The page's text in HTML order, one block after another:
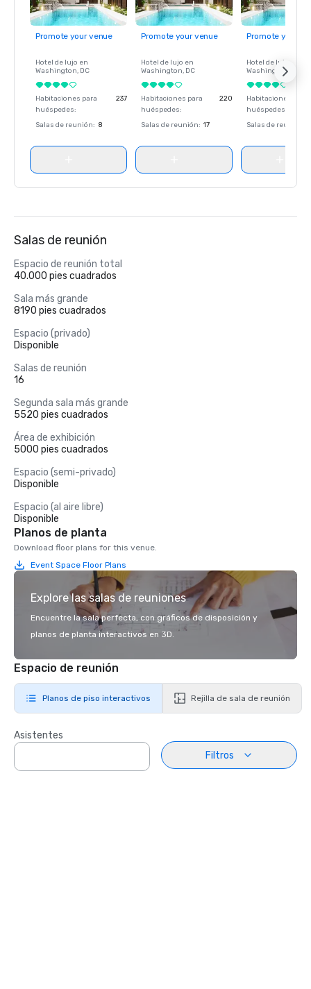
Promote your venue
Hotel de lujo en
Washington, DC
Habitaciones para
huéspedes:
237
Salas de reunión: 8
Promote your venue
Hotel de lujo en
Washington, DC
Habitaciones para
huéspedes:
220
Salas de reunión: 17
Promote your
Hotel de lujo en
Washington
Habitaciones para
huéspedes
Salas de reunión
Salas de reunión
Espacio de reunión total
40.000 pies cuadrados
Sala más grande
8190 pies cuadrados
Espacio (privado)
Disponible
Salas de reunión
16
Segunda sala más grande
5520 pies cuadrados
Área de exhibición
5000 pies cuadrados
Espacio (semi-privado)
Disponible
Espacio (al aire libre)
Disponible
Planos de planta
Download floor plans for this venue.
Event Space Floor Plans
Explore las salas de reuniones
Encuentre la sala perfecta, con gráficos de disposición y
planos de planta interactivos en 3D.
Espacio de reunión
Planos de piso interactivos Rejilla de sala de reunión
Asistentes
Filtros